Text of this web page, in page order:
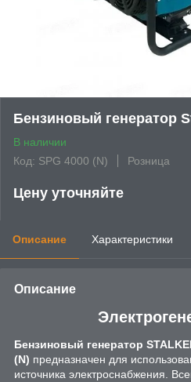
Бензиновый генератор
В наличии
Код: SPG 4000 (N)
Розница
Цену уточняйте
Описание Характеристики
Описание
Бензиновый генератор
(N) предназначен для
источника электроснабжения.